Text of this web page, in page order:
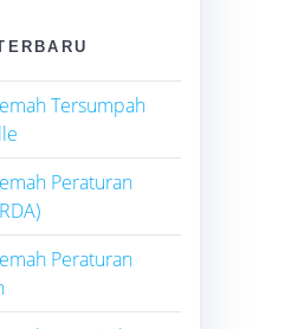
Tersumpah
Peraturan
Peraturan